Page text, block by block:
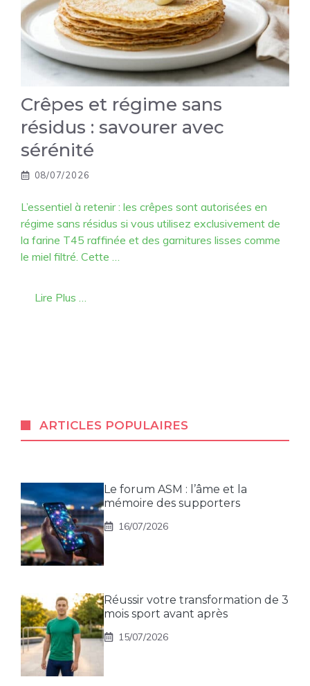
Crêpes et régime sans
résidus : savourer avec
sérénité
08/07/2026
L’essentiel à retenir : les crêpes sont autorisées en
régime sans résidus si vous utilisez exclusivement de
la farine T45 raffinée et des garnitures lisses comme
le miel filtré. Cette …
Lire Plus …
ARTICLES POPULAIRES
Le forum ASM : l’âme et la
mémoire des supporters
16/07/2026
Réussir votre transformation de 3
mois sport avant après
15/07/2026